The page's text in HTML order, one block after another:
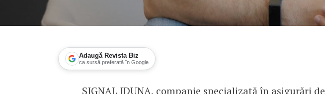
Adaugă Revista Biz
ca sursă preferată în Google
SIGNAL IDUNA, companie specializată în asigurări